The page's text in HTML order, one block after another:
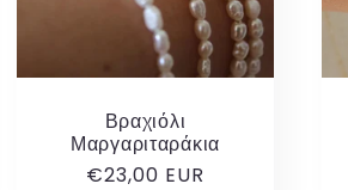
Βραχιόλι
Μαργαριταράκια
Κανονική
€23,00 EUR